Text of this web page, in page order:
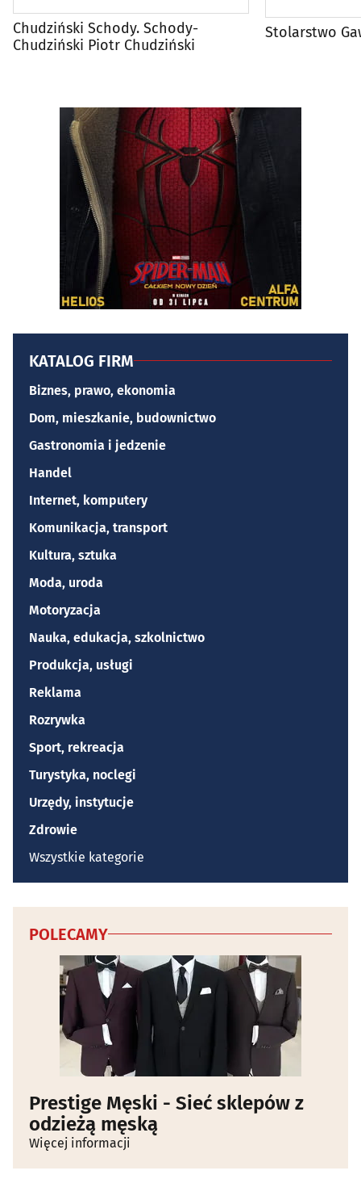
Chudziński Schody. Schody-
Chudziński Piotr Chudziński
Stolarstwo
KATALOG FIRM
Biznes, prawo, ekonomia
Dom, mieszkanie, budownictwo
Gastronomia i jedzenie
Handel
Internet, komputery
Komunikacja, transport
Kultura, sztuka
Moda, uroda
Motoryzacja
Nauka, edukacja, szkolnictwo
Produkcja, usługi
Reklama
Rozrywka
Sport, rekreacja
Turystyka, noclegi
Urzędy, instytucje
Zdrowie
Wszystkie kategorie
POLECAMY
Prestige Męski - Sieć sklepów z
odzieżą męską
Więcej informacji